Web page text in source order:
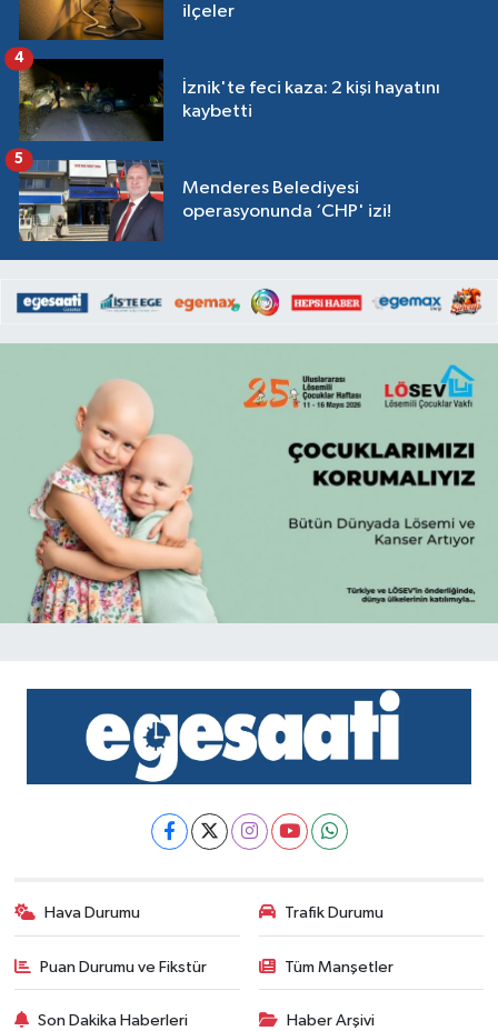
ilçeler
İznik'te feci kaza: 2 kişi hayatını
kaybetti
4
Menderes Belediyesi
operasyonunda ‘CHP' izi!
5
Hava Durumu Trafik Durumu
Puan Durumu ve Fikstür Tüm Manşetler
Son Dakika Haberleri Haber Arşivi